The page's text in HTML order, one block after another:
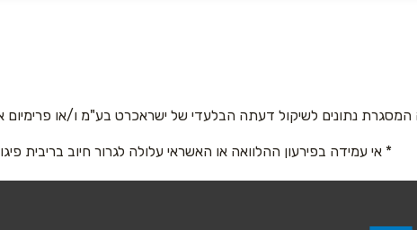
אלי בקשר ל...
נתונים לשיקול דעתה הבלעדי של ישראכרט בע"מ ו/או
* אי עמידה בפירעון ההלוואה או האשראי עלולה לגרור חיוב בריבית